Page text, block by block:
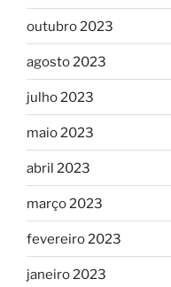
outubro 2023
agosto 2023
julho 2023
maio 2023
abril 2023
março 2023
fevereiro 2023
janeiro 2023